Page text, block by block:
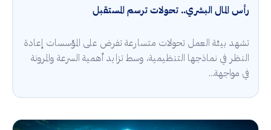
رأس المال البشري.. تحولات ترسم المستقبل
تشهد بيئة العمل تحولات متسارعة تفرض على المؤسسات إعادة
النظر في نماذجها التنظيمية، وسط تزايد أهمية السرعة والمرونة
في مواجهة...